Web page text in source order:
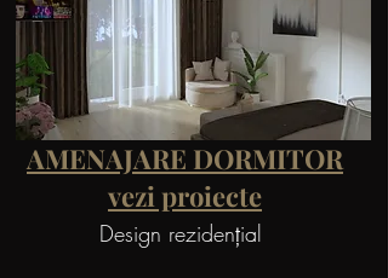
AMENAJARE DORMITOR
vezi proiecte
Design rezidenţial